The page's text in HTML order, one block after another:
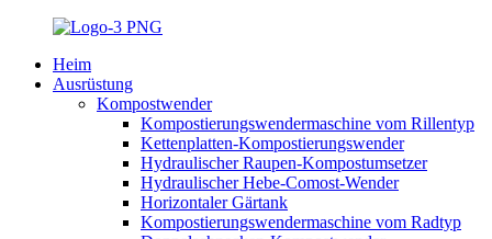
Heim
Ausrüstung
Kompostwender
Kompostierungswendermaschine vom Rillentyp
Kettenplatten-Kompostierungswender
Hydraulischer Raupen-Kompostumsetzer
Hydraulischer Hebe-Comost-Wender
Horizontaler Gärtank
Kompostierungswendermaschine vom Radtyp